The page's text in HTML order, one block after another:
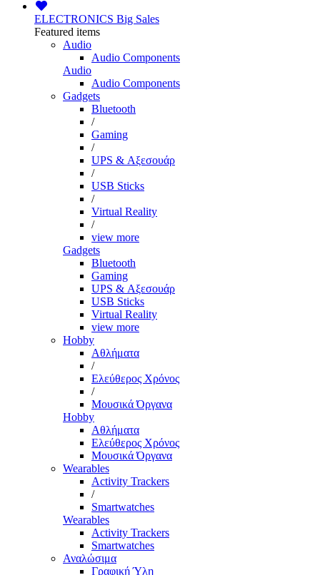
ELECTRONICS Big Sales
Featured items
Audio
Audio Components
Audio
Audio Components
Gadgets
Bluetooth
/
Gaming
/
UPS & Αξεσουάρ
/
USB Sticks
/
Virtual Reality
/
view more
Gadgets
Bluetooth
Gaming
UPS & Αξεσουάρ
USB Sticks
Virtual Reality
view more
Hobby
Αθλήματα
/
Ελεύθερος Χρόνος
/
Μουσικά Όργανα
Hobby
Αθλήματα
Ελεύθερος Χρόνος
Μουσικά Όργανα
Wearables
Activity Trackers
/
Smartwatches
Wearables
Activity Trackers
Smartwatches
Αναλώσιμα
Γραφική Ύλη